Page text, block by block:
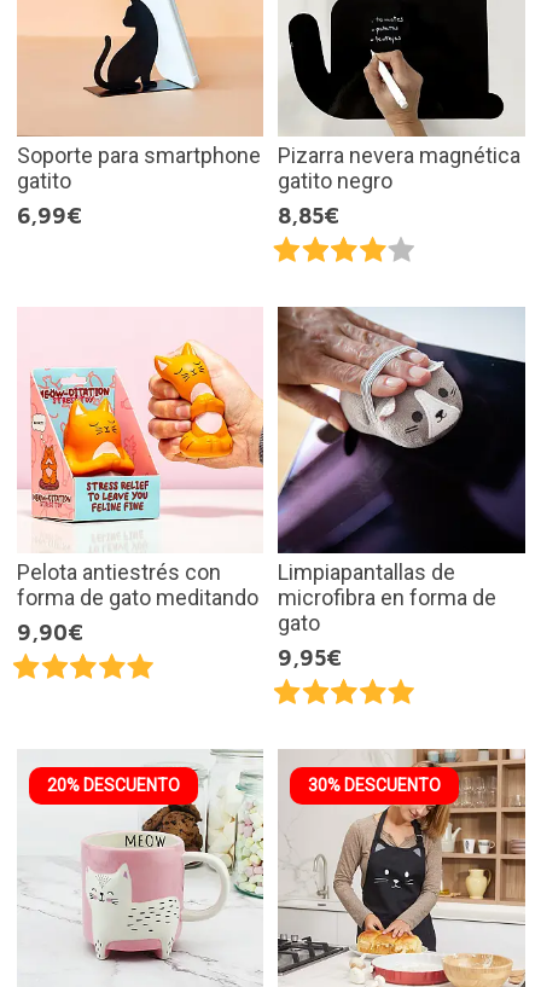
Soporte para smartphone
gatito
6,99€
Pizarra nevera magnética
gatito negro
8,85€
Pelota antiestrés con
forma de gato meditando
9,90€
Limpiapantallas de
microfibra en forma de
gato
9,95€
20% DESCUENTO 30% DESCUENTO